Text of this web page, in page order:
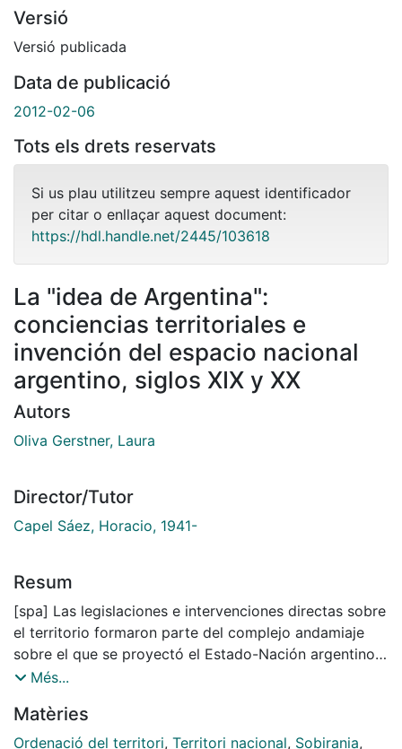
Versió
Versió publicada
Data de publicació
2012-02-06
Tots els drets reservats
Si us plau utilitzeu sempre aquest identificador
per citar o enllaçar aquest document:
https://hdl.handle.net/2445/103618
La "idea de Argentina":
conciencias territoriales e
invención del espacio nacional
argentino, siglos XIX y XX
Autors
Oliva Gerstner, Laura
Director/Tutor
Capel Sáez, Horacio, 1941-
Resum
[spa] Las legislaciones e intervenciones directas sobre
el territorio formaron parte del complejo andamiaje
sobre el que se proyectó el Estado-Nación argentino
durante la segunda mitad del siglo XIX. Estas
habitaba hasta el momento dicho territorio,
agregándose a este proceso la proyección de ideales
Més...
Matèries
Ordenació del territori, Territori nacional, Sobirania,